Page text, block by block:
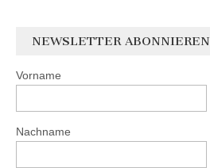
NEWSLETTER ABONNIEREN
Vorname
Nachname